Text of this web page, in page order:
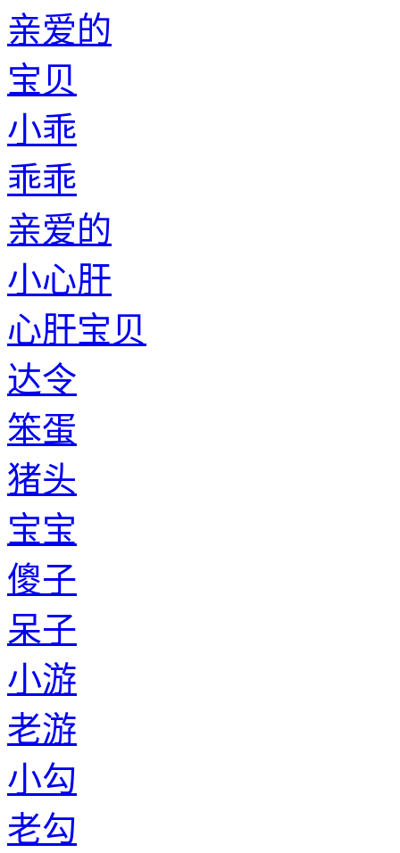
亲爱的
宝贝
小乖
乖乖
亲爱的
小心肝
心肝宝贝
达令
笨蛋
猪头
宝宝
傻子
呆子
小游
老游
小勾
老勾